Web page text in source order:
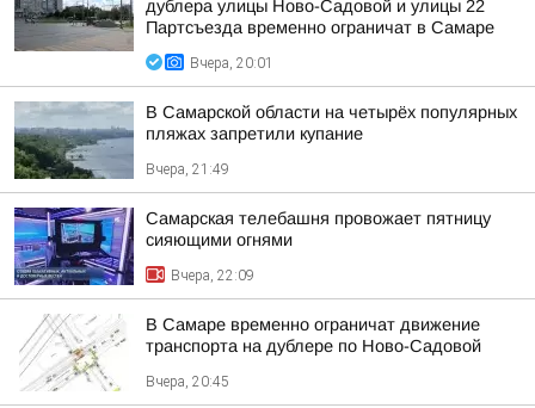
дублера улицы Ново-Садовой и улицы 22
Партсъезда временно ограничат в Самаре
Вчера, 20:01
В Самарской области на четырёх популярных
пляжах запретили купание
Вчера, 21:49
Самарская телебашня провожает пятницу
сияющими огнями
Вчера, 22:09
В Самаре временно ограничат движение
транспорта на дублере по Ново-Садовой
Вчера, 20:45